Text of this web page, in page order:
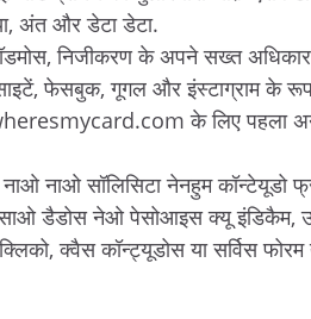
अंत और डेटा डेटा.
निजीकरण के अपने सख्त
फेसबुक, गूगल और इंस्टाग्राम के
के लिए पहला
नाओ सॉलिसिटा नेनहुम कॉन्टेयूडो
साओ डैडोस नेओ पेसोआइस क्यू इंडिकैम,
क्वैस कॉन्ट्यूडोस या सर्विस फोरम